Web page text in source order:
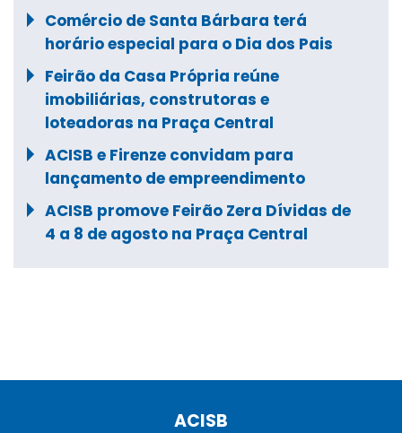
Comércio de Santa Bárbara terá
horário especial para o Dia dos Pais
Feirão da Casa Própria reúne
imobiliárias, construtoras e
loteadoras na Praça Central
ACISB e Firenze convidam para
lançamento de empreendimento
ACISB promove Feirão Zera Dívidas de
4 a 8 de agosto na Praça Central
ACISB